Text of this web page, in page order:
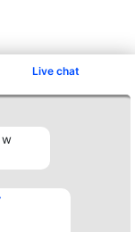
Live chat
w